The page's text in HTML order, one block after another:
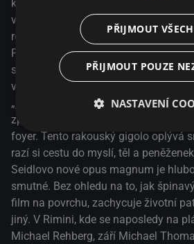
kořalkou v ruce a sametovými
vzduchu se ve sklepě se svým
rodičovským domem. Jeho otec je v
Popová hvězda Richie vydělává
stále „con molto amore“ – a je to
vášně, kterou potřebuje, aby se oblékl
„jacketto“, což se rýmuje s „perfetto“,
zpíval tklivé německé písničky ve
foyer. Tento rakouský gigolo oplývá
razí si cestu do myslí, těl a
Seidlovo nové opus magnum je
smutné. Bez ohledu na to, jak
film na povrchu, zachycuje životní
jiný. V Rimini, kde se naposledy na
Michael Rehberg, září Michael
PŘIJMOUT
PŘIJMOUT POUZE
NASTAVENÍ